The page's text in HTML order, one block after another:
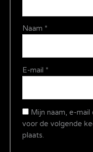
Naam *
E-mail *
Mijn naam, e-
voor de volgende
plaats.